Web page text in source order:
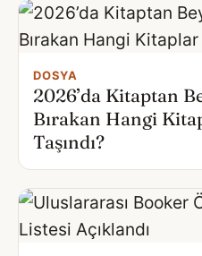
DOSYA
2026’da Kitaptan
Bırakan Hangi
Taşındı?